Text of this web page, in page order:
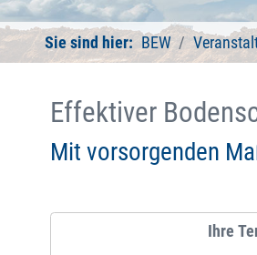
Sie sind hier: BEW
Effektiver
Mit vorsorgenden
Ihre